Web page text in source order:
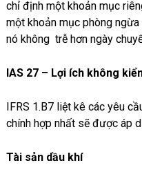
chỉ định một khoản mục
một khoản mục phòng
nó không trễ hơn ngày
IAS 27 – Lợi ích không
IFRS 1.B7 liệt kê các yêu
chính hợp nhất sẽ được áp
Tài sản dầu khí